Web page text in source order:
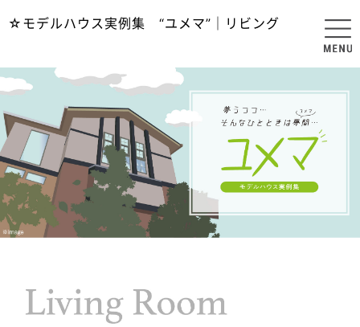
☆モデルハウス実例集 “ユメマ”｜リビング